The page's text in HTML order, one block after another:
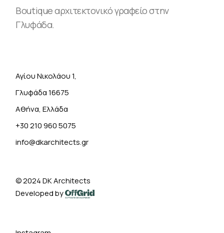
Boutique αρχιτεκτονικό γραφείο στην
Γλυφάδα.
Αγίου Νικολάου 1,
Γλυφάδα 16675
Αθήνα, Ελλάδα
+30 210 960 5075
info@dkarchitects.gr
© 2024DK Architects
Developed by